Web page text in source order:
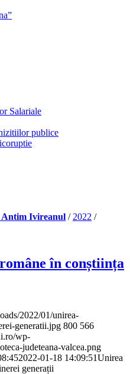
Salariale
publice
Antim Ivireanul / 2022 /
în conștiința
2022/01/unirea-
generatii.jpg 800 566
wp-
judeteana-valcea.png
2022-01-18 14:09:51Unirea
generații